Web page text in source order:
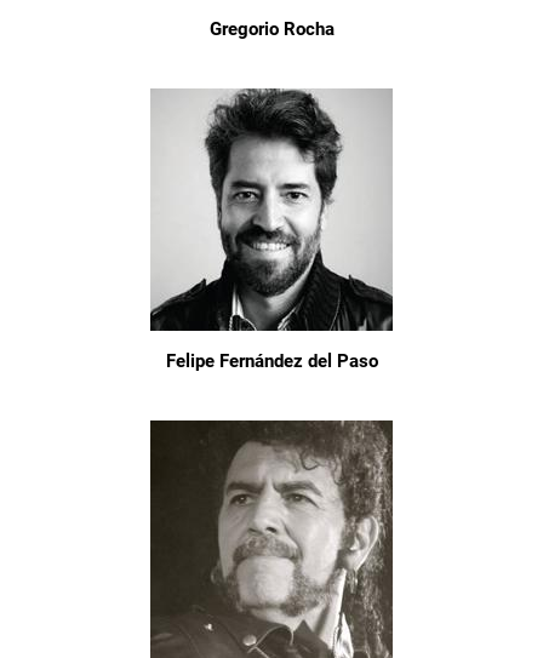
Gregorio Rocha
Felipe Fernández del Paso